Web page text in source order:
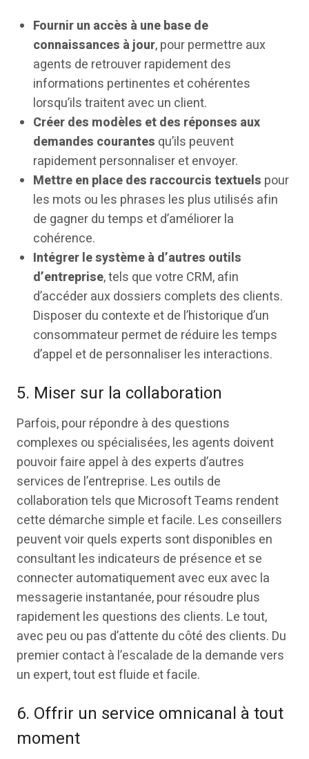
Fournir un accès à une base de
connaissances à jour, pour permettre aux
agents de retrouver rapidement des
informations pertinentes et cohérentes
lorsqu’ils traitent avec un client.
Créer des modèles et des réponses aux
demandes courantes qu’ils peuvent
rapidement personnaliser et envoyer.
Mettre en place des raccourcis textuels pour
les mots ou les phrases les plus utilisés afin
de gagner du temps et d’améliorer la
cohérence.
Intégrer le système à d’autres outils
d’entreprise, tels que votre CRM, afin
d’accéder aux dossiers complets des clients.
Disposer du contexte et de l’historique d’un
consommateur permet de réduire les temps
d’appel et de personnaliser les interactions.
5. Miser sur la collaboration
Parfois, pour répondre à des questions
complexes ou spécialisées, les agents doivent
pouvoir faire appel à des experts d’autres
services de l’entreprise. Les outils de
collaboration tels que Microsoft Teams rendent
cette démarche simple et facile. Les conseillers
peuvent voir quels experts sont disponibles en
consultant les indicateurs de présence et se
connecter automatiquement avec eux avec la
messagerie instantanée, pour résoudre plus
rapidement les questions des clients. Le tout,
avec peu ou pas d’attente du côté des clients. Du
premier contact à l’escalade de la demande vers
un expert, tout est fluide et facile.
6. Offrir un service omnicanal à tout
moment